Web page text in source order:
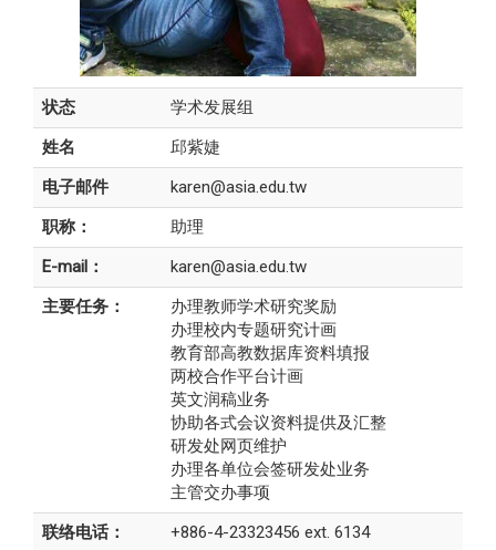
状态
学术发展组
姓名
邱紫婕
电子邮件
karen@asia.edu.tw
职称：
助理
E-mail：
karen@asia.edu.tw
主要任务：
办理教师学术研究奖励
办理校内专题研究计画
教育部高教数据库资料填报
两校合作平台计画
英文润稿业务
协助各式会议资料提供及汇整
研发处网页维护
办理各单位会签研发处业务
主管交办事项
联络电话：
+886-4-23323456 ext. 6134